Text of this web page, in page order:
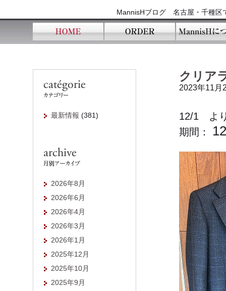
MannisHブログ 名古屋・千種区
クリア
2023年11月
12/1 よ
期間：
最新情報 (381)
2026年8月
2026年6月
2026年4月
2026年3月
2026年1月
2025年12月
2025年10月
2025年9月